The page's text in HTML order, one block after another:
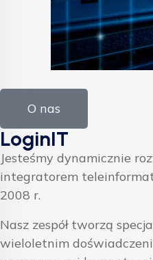
O nas
LoginIT
Jesteśmy dynamicznie
integratorem
2008 r.
Nasz zespół tworzą
wieloletnim